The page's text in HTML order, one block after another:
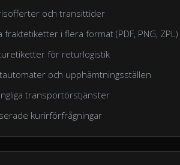
och transittider
fraktetiketter i flera format (PDF, PNG, ZPL)
för returlogistik
och upphämtningsställen
transportörstjänster
kurirförfrågningar